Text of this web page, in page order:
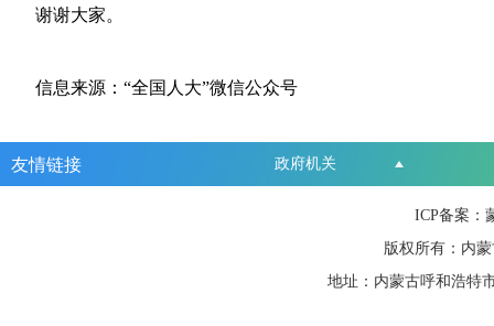
谢谢大家。
信息来源：“全国人大”微信公众号
友情链接 政府机关
ICP备案：
版权所有：内
地址：内蒙古呼和浩特